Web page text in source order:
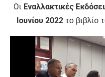
Οι Εναλλακτικές
Ιουνίου 2022 το βιβλίο